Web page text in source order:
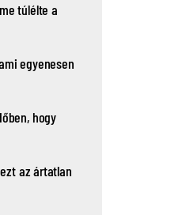
túlélte a
egyenesen
hogy
az ártatlan